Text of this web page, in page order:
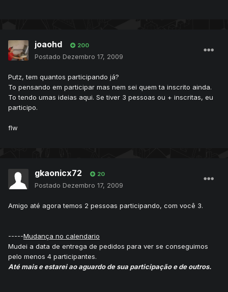
joaohd 200
Postado Dezembro 17, 2009
Putz, tem quantos participando já?
To pensando em participar mas nem sei quem ta inscrito ainda.
To tendo umas ideias aqui. Se tiver 3 pessoas ou + inscritas, eu
participo.
flw
gkaonicx72 20
Postado Dezembro 17, 2009
Amigo até agora temos 2 pessoas participando, com você 3.
-----Mudança no calendario
Mudei a data de entrega de pedidos para ver se conseguimos
pelo menos 4 participantes.
Até mais e estarei ao aguardo de sua participação e de outros.